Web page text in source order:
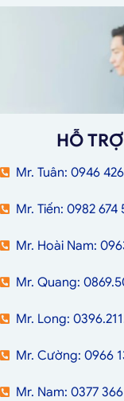
HỖ
Mr. Tuân: 0946
Mr. Tiến: 0982 674
Mr. Hoài Nam:
Mr. Quang:
Mr. Long:
Mr. Cường: 0966
Mr. Nam: 0377